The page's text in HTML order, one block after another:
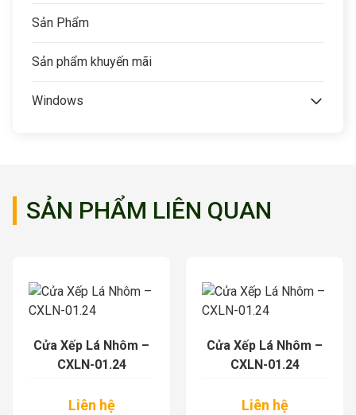
Sản Phẩm
Sản phẩm khuyến mãi
Windows
SẢN PHẨM LIÊN QUAN
Cửa Xếp Lá Nhôm –
CXLN-01.24
Liên hệ
Cửa Xếp Lá Nhôm –
CXLN-01.24
Liên hệ